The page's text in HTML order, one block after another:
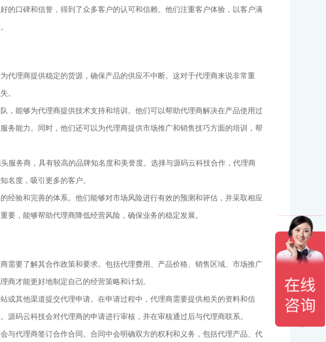
的口碑和信誉，得到了众多客户的认可和信赖。他们注重客户体验，以客户满
代理商提供稳定的货源，确保产品的供应不中断。这对于代理商来说非常重
。
，能够为代理商提供技术支持和培训。他们可以帮助代理商解决在产品使用过
务能力。同时，他们还可以为代理商提供市场推广和销售技巧方面的培训，帮
服务商，具有较高的品牌知名度和美誉度。选择与源码云科技合作，代理商
名度，吸引更多的客户。
经验和完善的体系。他们能够对市场风险进行有效的预测和评估，并采取相应
要，能够帮助代理商降低经营风险，确保业务的稳定发展。
需要了解其合作政策和要求。包括代理费用、产品价格、销售区域、市场推广
商才能更好地制定自己的经营策略和计划。
或其他渠道提交代理申请。在申请过程中，代理商需要提供相关的资料和信
源码云科技会对代理商的申请进行审核，并在审核通过后与代理商联系。
与代理商签订合作合同。合同中会明确双方的权利和义务，包括代理产品、代